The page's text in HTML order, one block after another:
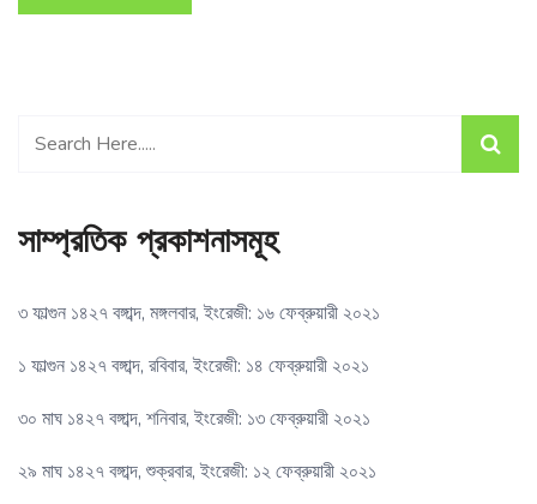
সাম্প্রতিক প্রকাশনাসমূহ
৩ ফাল্গুন ১৪২৭ বঙ্গাব্দ, মঙ্গলবার, ইংরেজী: ১৬ ফেব্রুয়ারী ২০২১
১ ফাল্গুন ১৪২৭ বঙ্গাব্দ, রবিবার, ইংরেজী: ১৪ ফেব্রুয়ারী ২০২১
৩০ মাঘ ১৪২৭ বঙ্গাব্দ, শনিবার, ইংরেজী: ১৩ ফেব্রুয়ারী ২০২১
২৯ মাঘ ১৪২৭ বঙ্গাব্দ, শুক্রবার, ইংরেজী: ১২ ফেব্রুয়ারী ২০২১